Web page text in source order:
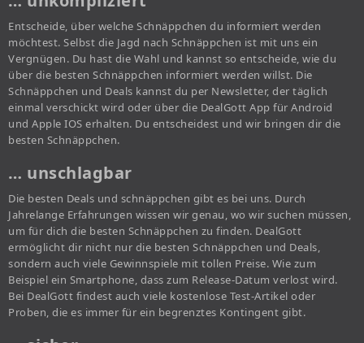
Entscheide, über welche Schnäppchen du informiert werden
möchtest. Selbst die Jagd nach Schnäppchen ist mit uns ein
Vergnügen. Du hast die Wahl und kannst so entscheide, wie du
über die besten Schnäppchen informiert werden willst. Die
Schnäppchen und Deals kannst du per Newsletter, der täglich
einmal verschickt wird oder über die DealGott App für Android
und Apple IOS erhalten. Du entscheidest und wir bringen dir die
besten Schnäppchen.
… unschlagbar
Die besten Deals und schnäppchen gibt es bei uns. Durch
Jahrelange Erfahrungen wissen wir genau, wo wir suchen müssen,
um für dich die besten Schnäppchen zu finden. DealGott
ermöglicht dir nicht nur die besten Schnäppchen und Deals,
sondern auch viele Gewinnspiele mit tollen Preise. Wie zum
Beispiel ein Smartphone, dass zum Release-Datum verlost wird.
Bei DealGott findest auch viele kostenlose Test-Artikel oder
Proben, die es immer für ein begrenztes Kontingent gibt.